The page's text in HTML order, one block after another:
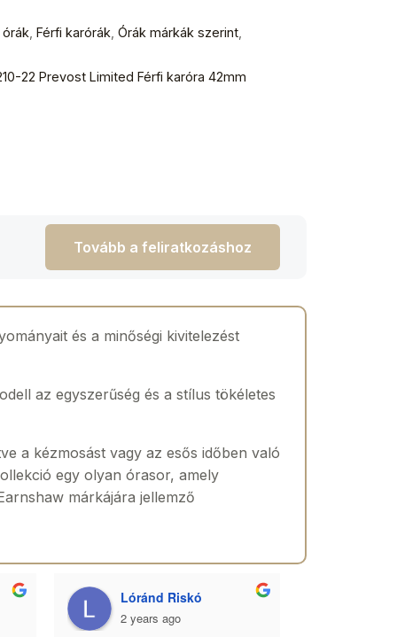
Férfi karórák Órák márkák szerint
22 Prevost Limited Férfi karóra 42mm
Tovább a feliratkozáshoz
és a minőségi kivitelezést
az egyszerűség és a stílus tökéletes
a kézmosást vagy az esős időben való
egy olyan órasor, amely
márkájára jellemző
Lóránd Riskó
2 years ago